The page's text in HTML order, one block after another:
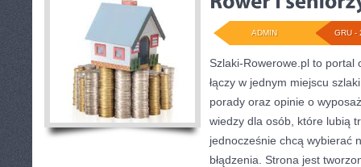
GRU -
ADMIN
Szlaki-Rowerowe.pl to portal
łączy w jednym miejscu
porady oraz opinie o
wiedzy dla osób, które lubią
jednocześnie chcą wybierać
błądzenia. Strona jest